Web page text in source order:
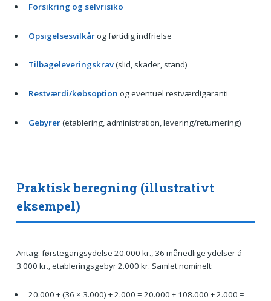
Forsikring og selvrisiko
Opsigelsesvilkårog førtidig indfrielse
Tilbageleveringskrav(slid, skader, stand)
Restværdi/købsoption og eventuel restværdigaranti
Gebyrer(etablering, administration, levering/returnering)
Praktisk beregning (illustrativt
eksempel)
Antag: førstegangsydelse 20.000 kr., 36 månedlige ydelser á
3.000 kr., etableringsgebyr 2.000 kr. Samlet nominelt:
20.000 + (36 × 3.000) + 2.000 = 20.000 + 108.000 + 2.000 =